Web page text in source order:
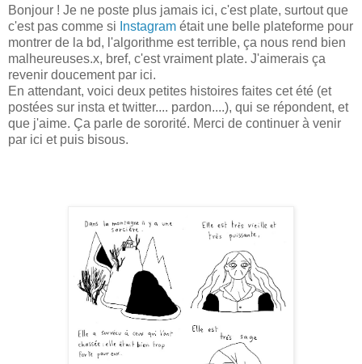
Bonjour ! Je ne poste plus jamais ici, c'est plate, surtout que
c'est pas comme si Instagram était une belle plateforme pour
montrer de la bd, l'algorithme est terrible, ça nous rend bien
malheureuses.x, bref, c'est vraiment plate. J'aimerais ça
revenir doucement par ici.
En attendant, voici deux petites histoires faites cet été (et
postées sur insta et twitter.... pardon....), qui se répondent, et
que j'aime. Ça parle de sororité. Merci de continuer à venir
par ici et puis bisous.